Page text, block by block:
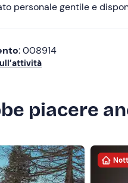
personale gentile e
: 008914
piacere